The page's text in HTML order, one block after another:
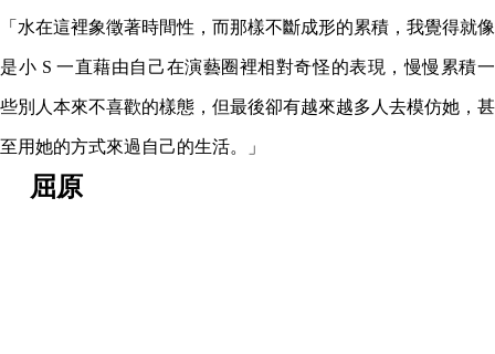
「水在這裡象徵著時間性，而那樣不斷成形的累積，我覺得就像
是小 S 一直藉由自己在演藝圈裡相對奇怪的表現，慢慢累積一
些別人本來不喜歡的樣態，但最後卻有越來越多人去模仿她，甚
至用她的方式來過自己的生活。」
屈原